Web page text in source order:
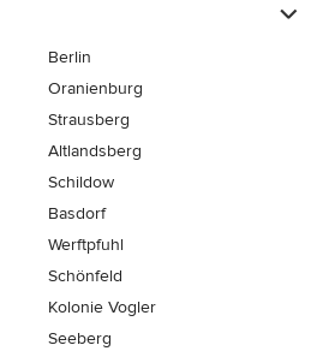
Berlin
Oranienburg
Strausberg
Altlandsberg
Schildow
Basdorf
Werftpfuhl
Schönfeld
Kolonie Vogler
Seeberg